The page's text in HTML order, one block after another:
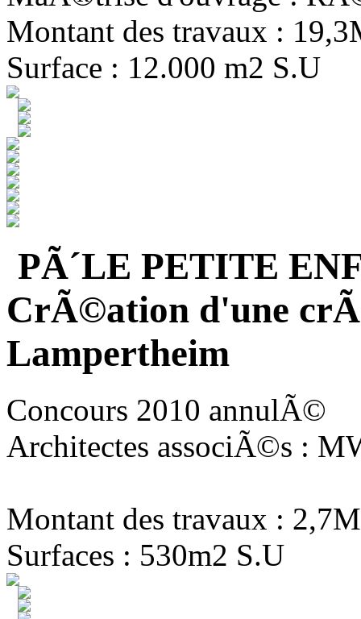
Montant des travaux :
Surface : 12.000 m2 S.U
PÃ´LE PETITE
CrÃ©ation d'une
Lampertheim
Concours 2010 annulÃ©
Architectes associÃ©s :
Montant des travaux :
Surfaces : 530m2 S.U